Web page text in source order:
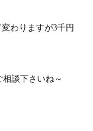
わりますが3千円
談下さいね～